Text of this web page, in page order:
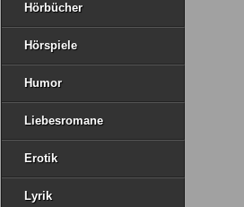
Hörbücher
Hörspiele
Humor
Liebesromane
Erotik
Lyrik